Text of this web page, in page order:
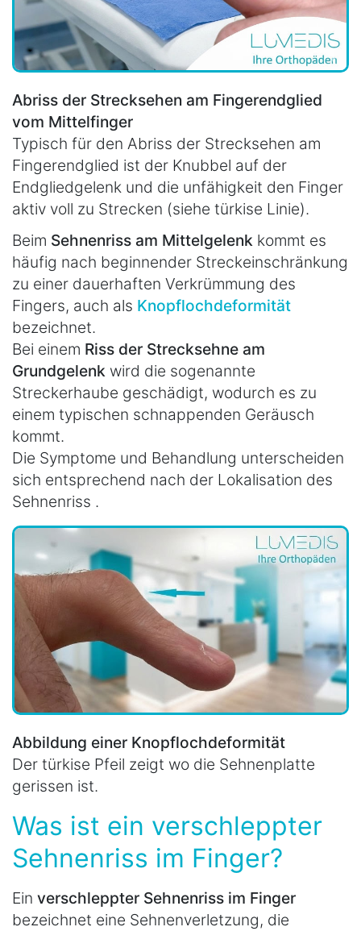
Abriss der Strecksehen am Fingerendglied
vom Mittelfinger
Typisch für den Abriss der Strecksehen am
Fingerendglied ist der Knubbel auf der
Endgliedgelenk und die unfähigkeit den Finger
aktiv voll zu Strecken (siehe türkise Linie).
Beim Sehnenriss am Mittelgelenk kommt es
häufig nach beginnender Streckeinschränkung
zu einer dauerhaften Verkrümmung des
Fingers, auch als Knopflochdeformität
bezeichnet.
Bei einem Riss der Strecksehne am
Grundgelenk wird die sogenannte
Streckerhaube geschädigt, wodurch es zu
einem typischen schnappenden Geräusch
kommt.
Die Symptome und Behandlung unterscheiden
sich entsprechend nach der Lokalisation des
Sehnenriss .
Abbildung einer Knopflochdeformität
Der türkise Pfeil zeigt wo die Sehnenplatte
gerissen ist.
Was ist ein verschleppter
Sehnenriss im Finger?
Ein verschleppter Sehnenriss im Finger
bezeichnet eine Sehnenverletzung, die